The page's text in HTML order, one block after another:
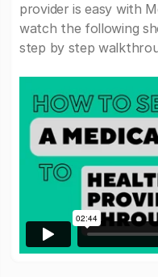
provider is easy with
watch the following
step by step